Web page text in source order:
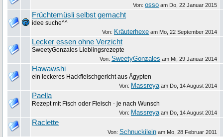
Von: osso am Do, 22 Januar 2015
Früchtemüsli selbst gemacht
idee suche^^
Von: Kräuterhexe am Mo, 22 September 2014
Lecker essen ohne Verzicht
SweetyGonzales Lieblingsrezepte
Von: SweetyGonzales am Mi, 29 Januar 2014
Hawawshi
ein leckeres Hackfleischgericht aus Ägypten
Von: Massreya am Do, 14 August 2014
Paella
Rezept mit Fisch oder Fleisch - je nach Wunsch
Von: Massreya am Do, 14 August 2014
Raclette
Von: Schnuckilein am Mo, 28 Februar 2011